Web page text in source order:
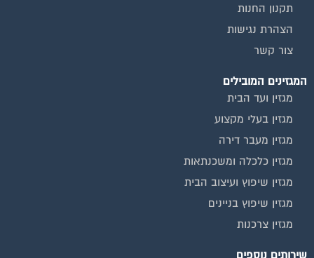
תקנון החנות
הצהרת נגישות
צור קשר
המגזינים המובילים
מגזין ועד הבית
מגזין בעלי מקצוע
מגזין מעבר דירה
מגזין כלכלה ומשכנתאות
מגזין שיפוץ ועיצוב הבית
מגזין שיפוץ בניינים
מגזין צרכנות
שירותים נוספים